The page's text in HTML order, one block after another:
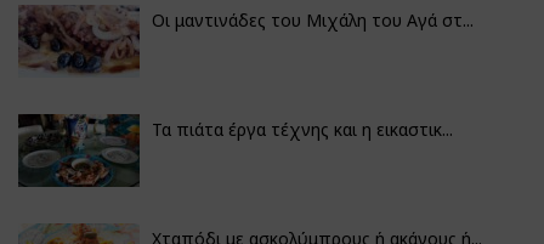
Οι μαντινάδες του Μιχάλη του Αγά στ...
Τα πιάτα έργα τέχνης και η εικαστικ...
Χταπόδι με ασκολύμπρους ή ακάνους ή...